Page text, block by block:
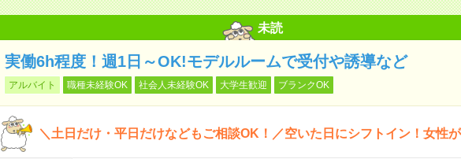
未読
実働6h程度！週1日～OK!モデルルームで受付や誘導など
アルバイト 職種未経験OK 社会人未経験OK 大学生歓迎 ブランクOK
＼土日だけ・平日だけなどもご相談OK！／空いた日にシフトイン！女性